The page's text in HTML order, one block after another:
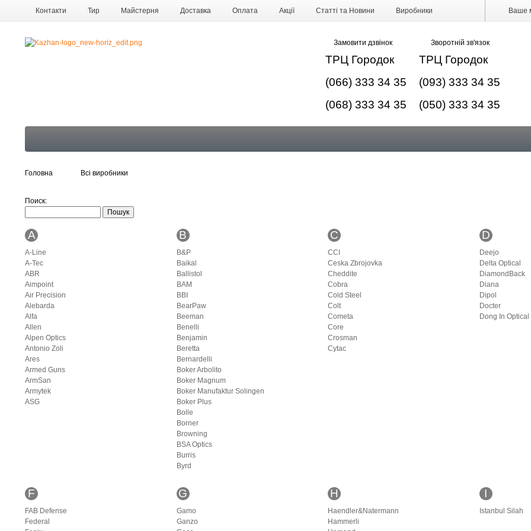
Ваше
Контакти Тир Майстерня Доставка Оплата Акції Статті та Новини Виробники
Замовити дзвінок
ТРЦ Городок
(066) 333 34 35
(068) 333 34 35
Зворотній зв'язок
ТРЦ Городок
(093) 333 34 35
(050) 333 34 35
Головна Всі виробники
Поиск:
A
A-Line
A-Tec
ABR
Aimpoint
Air Precision
Alebarda
Alfa
Allen
Alpen Optics
Antonio Zoli
Ares
Armed Guns
ArmSan
Armytek
ASG
B
B&P
Baikal
Ballistol
BAM
BBI
BearPaw
Beeman
Benelli
Benjamin
Beretta
Bernardelli
Boker Arbolito
Boker Magnum
Boker Manufaktur Solingen
Boker Plus
Bolle
Borner
Browning
BSA Optics
Burris
Byrd
C
CCI
Ceska Zbrojovka
Cheddite
Cobra
Cold Steel
Colt
Cometa
Core
Crosman
Cytac
D
Deejo
Delta Optical
DiamondBack
Diana
Dipol
Docter
Dong In Optical
F
FAB Defense
Federal
G
Gamo
Ganzo
H
Haendler&Natermann
Hammerli
I
Istanbul Silah